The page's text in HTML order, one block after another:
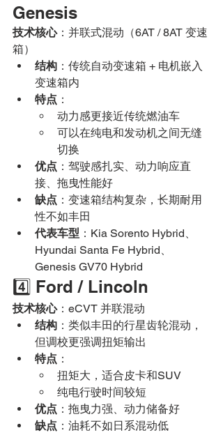
Genesis
技术核心：并联式混动（6AT / 8AT 变速
箱）
结构 ：传统自动变速箱 + 电机嵌入
变速箱内
特点 ：
动力感更接近传统燃油车
可以在纯电和发动机之间无缝
切换
优点 ：驾驶感扎实、动力响应直
接、拖曳性能好
缺点 ：变速箱结构复杂，长期耐用
性不如丰田
代表车型 ：Kia Sorento Hybrid、
Hyundai Santa Fe Hybrid、
Genesis GV70 Hybrid
4️⃣ Ford / Lincoln
技术核心：eCVT 并联混动
结构 ：类似丰田的行星齿轮混动，
但调校更强调扭矩输出
特点 ：
扭矩大，适合皮卡和SUV
纯电行驶时间较短
优点 ：拖曳力强、动力储备好
缺点 ：油耗不如日系混动低